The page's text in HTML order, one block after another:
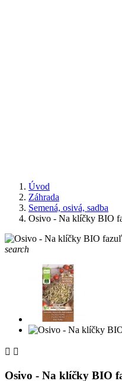
Úvod
Záhrada
Semená, osivá, sadba
Osivo - Na klíčky BIO
search
 
Osivo - Na klíčky BIO